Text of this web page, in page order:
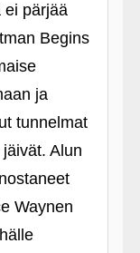
ei pärjää
Begins
ja
tunnelmat
Alun
Waynen